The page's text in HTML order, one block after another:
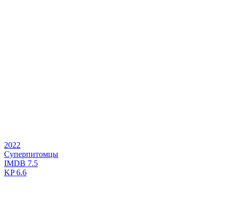
2022
Суперпитомцы
IMDB 7.5
KP6.6